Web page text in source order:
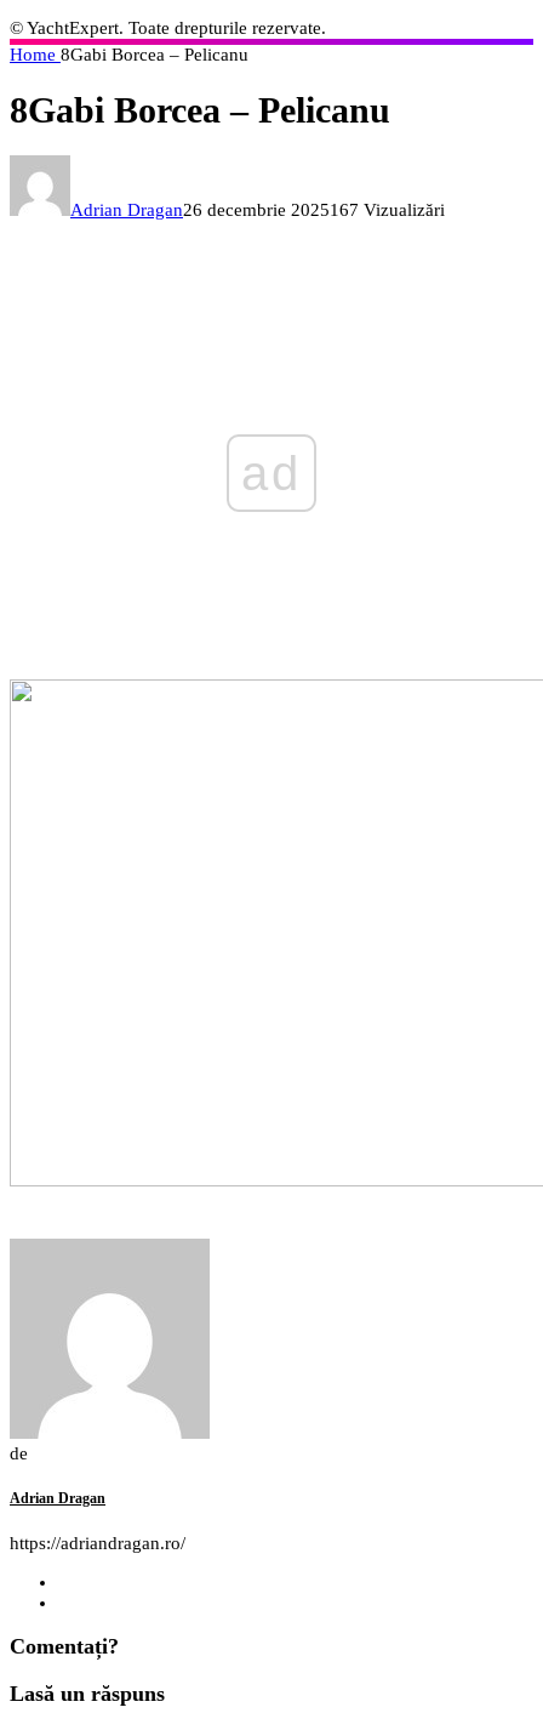
© YachtExpert. Toate drepturile rezervate.
Home 8Gabi Borcea – Pelicanu
8Gabi Borcea – Pelicanu
Adrian Dragan26 decembrie 2025167 Vizualizări
ad
de
Adrian Dragan
https://adriandragan.ro/
Comentați?
Lasă un răspuns